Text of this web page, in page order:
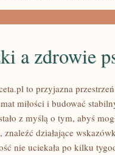
a zdrowie
to przyjazna
miłości i budować
z myślą o tym, abyś
znaleźć działające
nie uciekała po kilku